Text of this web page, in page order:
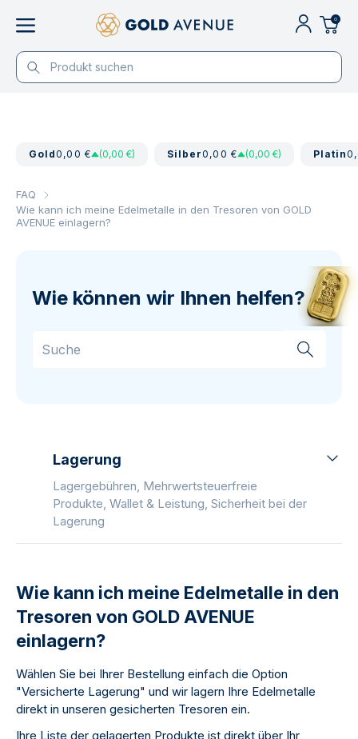
0
Gold0,00 € (0,00 €) Silber0,00 € (0,00 €) Platin
FAQ
Wie kann ich meine Edelmetalle in den Tresoren von GOLD
AVENUE einlagern?
Wie können wir Ihnen helfen?
Lagerung
Lagergebühren, Mehrwertsteuerfreie
Produkte, Wallet & Leistung, Sicherheit bei der
Lagerung
Wie kann ich meine Edelmetalle in den
Tresoren von GOLD AVENUE
einlagern?
Wählen Sie bei Ihrer Bestellung einfach die Option
"Versicherte Lagerung" und wir lagern Ihre Edelmetalle
direkt in unseren gesicherten Tresoren ein.
Ihre Liste der gelagerten Produkte ist direkt über Ihr